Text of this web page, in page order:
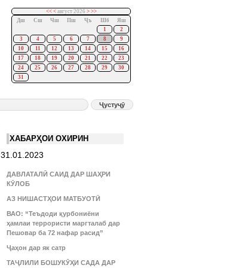
<< <август 2026 > >>
Дш
Сш Чш Пш Ҷъ Шб
Яш
1
2
3
4 5 6 7 8
9
10
11 12 13 14 15
16
17
18 19 20 21 22
23
24
25 26 27 28 29
30
31
ХАБАРҲОИ ОХИРИН
31.01.2023
ДАВЛАТАЛӢ САИД ДАР ШАҲРИ
КӮЛОБ
АЗ НИШАСТҲОИ МАТБУОТӢ
ВАО: “Теъдоди қурбониёни
ҳамлаи террористи маргталаб дар
Пешовар ба 72 нафар расид”
Ҷаҳон дар як сатр
ТАҶЛИЛИ БОШУКӮҲИ САДА ДАР